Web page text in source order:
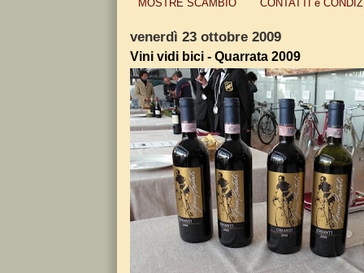
MOSTRE SCAMBIO CONTATTI e
venerdì 23 ottobre 2009
Vini vidi bici - Quarrata 2009